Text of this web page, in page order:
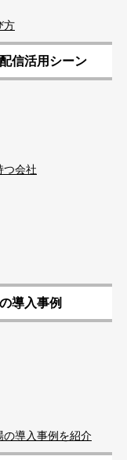
方
信活用シーン
つ会社
導入事例
導入事例を紹介